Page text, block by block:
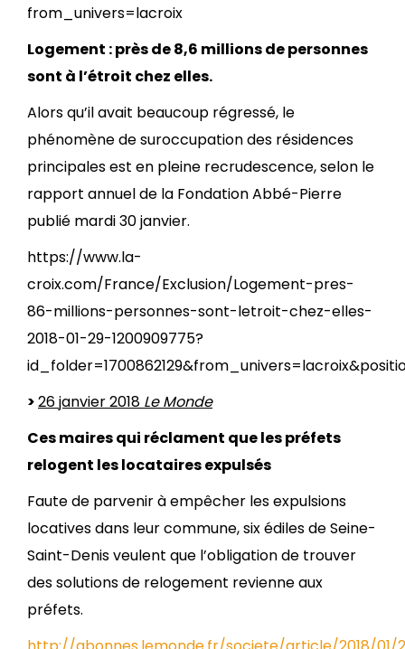
from_univers=lacroix
Logement : près de 8,6 millions de personnes
sont à l’étroit chez elles.
Alors qu’il avait beaucoup régressé, le
phénomène de suroccupation des résidences
principales est en pleine recrudescence, selon le
rapport annuel de la Fondation Abbé-Pierre
publié mardi 30 janvier.
https://www.la-
croix.com/France/Exclusion/Logement-pres-
86-millions-personnes-sont-letroit-chez-elles-
2018-01-29-1200909775?
>26 janvier 2018 Le Monde
Ces maires qui réclament que les préfets
relogent les locataires expulsés
Faute de parvenir à empêcher les expulsions
locatives dans leur commune, six édiles de Seine-
Saint-Denis veulent que l’obligation de trouver
des solutions de relogement revienne aux
préfets.